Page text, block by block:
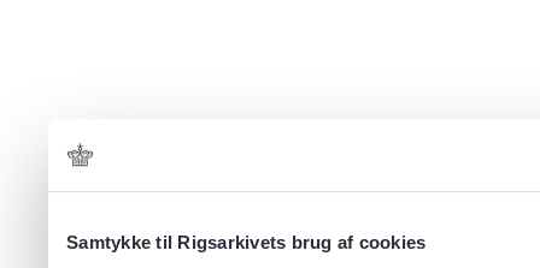
Samtykke til Rigsarkivets brug af cookies